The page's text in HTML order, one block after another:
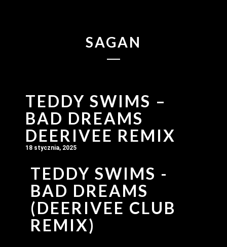
SAGAN
TEDDY SWIMS –
BAD DREAMS
DEERIVEE REMIX
18 stycznia, 2025
TEDDY SWIMS -
BAD DREAMS
(DEERIVEE CLUB
REMIX)